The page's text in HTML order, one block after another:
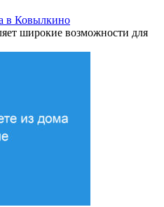
в Ковылкино
широкие возможности для